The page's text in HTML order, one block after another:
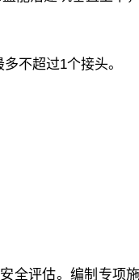
不超过1个接头。
全评估。编制专项